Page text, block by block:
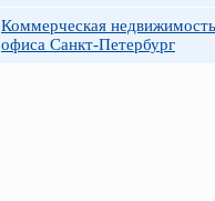
Коммерческая
офиса Санкт-Петербург